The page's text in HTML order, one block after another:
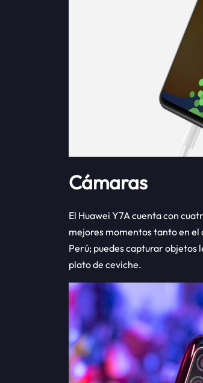
Cámaras
El Huawei Y7A cuenta con
mejores momentos tanto en el
Perú; puedes capturar objetos
plato de ceviche.